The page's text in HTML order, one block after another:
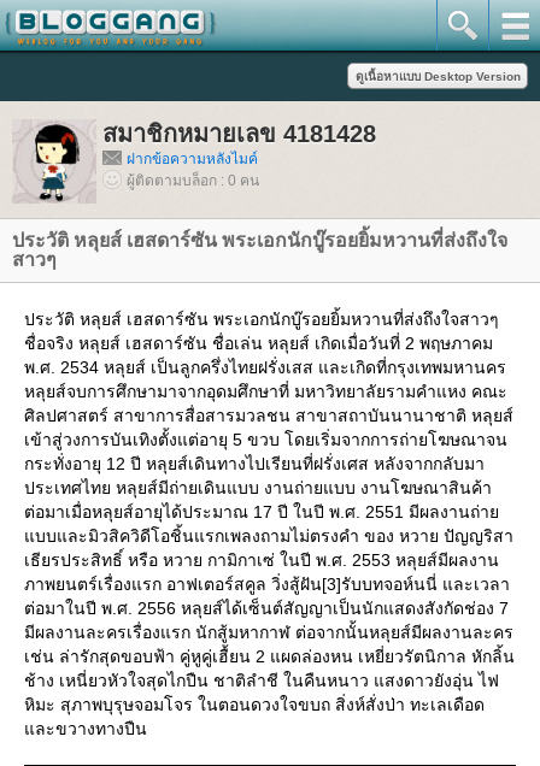
สมาชิกหมายเลข 4181428
ฝากข้อความหลังไมค์
ผู้ติดตามบล็อก : 0 คน
ประวัติ หลุยส์ เฮสดาร์ซัน พระเอกนักบู๊รอยยิ้มหวานที่ส่งถึงใจ
สาวๆ
ประวัติ หลุยส์ เฮสดาร์ซัน พระเอกนักบู๊รอยยิ้มหวานที่ส่งถึงใจสาวๆ
ชื่อจริง หลุยส์ เฮสดาร์ซัน ชื่อเล่น หลุยส์ เกิดเมื่อวันที่ 2 พฤษภาคม
พ.ศ. 2534 หลุยส์ เป็นลูกครึ่งไทยฝรั่งเสส และเกิดที่กรุงเทพมหานคร
หลุยส์จบการศึกษามาจากอุดมศึกษาที่ มหาวิทยาลัยรามคำแหง คณะ
ศิลปศาสตร์ สาขาการสื่อสารมวลชน สาขาสถาบันนานาชาติ หลุยส์
เข้าสู่วงการบันเทิงตั้งแต่อายุ 5 ขวบ โดยเริ่มจากการถ่ายโฆษณาจน
กระทั่งอายุ 12 ปี หลุยส์เดินทางไปเรียนที่ฝรั่งเศส หลังจากกลับมา
ประเทศไทย หลุยส์มีถ่ายเดินแบบ งานถ่ายแบบ งานโฆษณาสินค้า
ต่อมาเมื่อหลุยส์อายุได้ประมาณ 17 ปี ในปี พ.ศ. 2551 มีผลงานถ่า
บบและมิวสิควิดีโอชิ้นแรกเพลงถามไม่ตรงคำ ของ หวาย ปัญญริสา
เธียรประสิทธิ์ หรือ หวาย กามิกาเซ่ ในปี พ.ศ. 2553 หลุยส์มีผลงาน
ภาพยนตร์เรื่องแรก อาฟเตอร์สคูล วิ่งสู้ฝัน[3]รับบทจอห์นนี่ และเวลา
ต่อมาในปี พ.ศ. 2556 หลุยส์ได้เซ็นต์สัญญาเป็นนักแสดงสังกัดช่อง 7
มีผลงานละครเรื่องแรก นักสู้มหากาฬ ต่อจากนั้นหลุยส์มีผลงานละคร
เช่น ล่ารักสุดขอบฟ้า คู่หูคู่เฮื้ยน 2 แผดล่องหน เหยี่ยวรัตนิกาล หักลิ้น
ช้าง เหนี่ยวหัวใจสุดไกปืน ชาติลำชี ในคืนหนาว แสงดาวยังอุ่น ไฟ
หิมะ สุภาพบุรุษจอมโจร ในตอนดวงใจขบถ สิ่งห์สั่งป่า ทะเลเดือด
ละขวางทางปืน